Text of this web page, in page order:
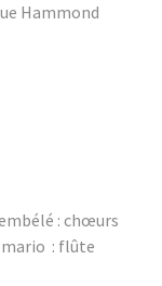
Hammond
: chœurs
: flûte